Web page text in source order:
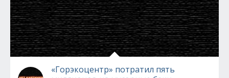
«Горэкоцентр» потратил пять